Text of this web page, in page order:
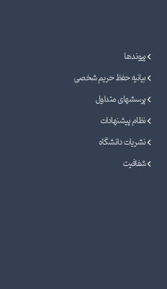
پیوندها
بیانیه حفظ حریم شخصی
پرسشهای متداول
نظام پیشنهادات
نشریات دانشگاه
شفافیت